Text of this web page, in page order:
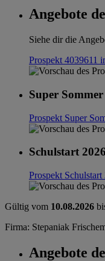
Angebote
Siehe dir die
Prospekt 4039611
Super
Prospekt Super
Schulstart 2026
Prospekt
Gültig vom 10.08.2026
Firma: Stepaniak
Angebote